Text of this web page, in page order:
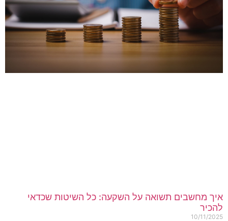
מחשבים תשואה על השקעה: כל השיטות שכדאי
10/11/